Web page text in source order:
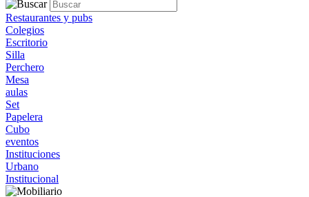
Restaurantes y pubs
Colegios
Escritorio
Silla
Perchero
Mesa
aulas
Set
Papelera
Cubo
eventos
Instituciones
Urbano
Institucional